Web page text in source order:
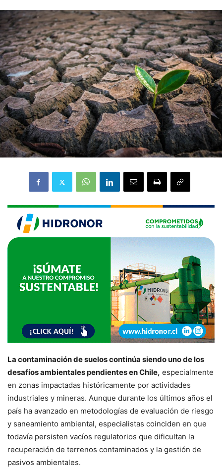
La contaminación de suelos continúa siendo uno de los
desafíos ambientales pendientes en Chile, especialmente
en zonas impactadas históricamente por actividades
industriales y mineras. Aunque durante los últimos años el
país ha avanzado en metodologías de evaluación de riesgo
y saneamiento ambiental, especialistas coinciden en que
todavía persisten vacíos regulatorios que dificultan la
recuperación de terrenos contaminados y la gestión de
pasivos ambientales.